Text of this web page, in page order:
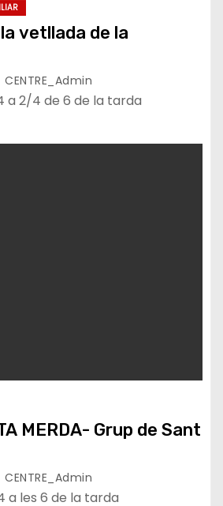
CENTRE_Admin
a 2/4 de 6 de la tarda
MERDA- Grup de Sant
CENTRE_Admin
a les 6 de la tarda